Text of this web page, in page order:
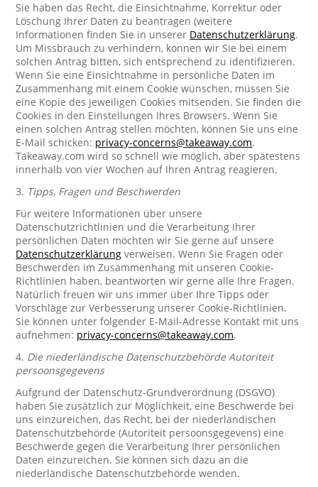
Sie haben das Recht, die Einsichtnahme, Korrektur oder
Löschung Ihrer Daten zu beantragen (weitere
Informationen finden Sie in unserer Datenschutzerklärung.
Um Missbrauch zu verhindern, können wir Sie bei einem
solchen Antrag bitten, sich entsprechend zu identifizieren.
Wenn Sie eine Einsichtnahme in persönliche Daten im
Zusammenhang mit einem Cookie wünschen, müssen Sie
eine Kopie des jeweiligen Cookies mitsenden. Sie finden die
Cookies in den Einstellungen Ihres Browsers. Wenn Sie
einen solchen Antrag stellen möchten, können Sie uns eine
E-Mail schicken: privacy-concerns@takeaway.com.
Takeaway.com wird so schnell wie möglich, aber spätestens
innerhalb von vier Wochen auf Ihren Antrag reagieren.
3. Tipps, Fragen und Beschwerden
Für weitere Informationen über unsere
Datenschutzrichtlinien und die Verarbeitung Ihrer
persönlichen Daten möchten wir Sie gerne auf unsere
Datenschutzerklärung verweisen. Wenn Sie Fragen oder
Beschwerden im Zusammenhang mit unseren Cookie-
Richtlinien haben, beantworten wir gerne alle Ihre Fragen.
Natürlich freuen wir uns immer über Ihre Tipps oder
Vorschläge zur Verbesserung unserer Cookie-Richtlinien.
Sie können unter folgender E-Mail-Adresse Kontakt mit uns
aufnehmen: privacy-concerns@takeaway.com.
4. Die niederländische Datenschutzbehörde Autoriteit
persoonsgegevens
Aufgrund der Datenschutz-Grundverordnung (DSGVO)
haben Sie zusätzlich zur Möglichkeit, eine Beschwerde bei
uns einzureichen, das Recht, bei der niederländischen
Datenschutzbehörde (Autoriteit persoonsgegevens) eine
Beschwerde gegen die Verarbeitung Ihrer persönlichen
Daten einzureichen. Sie können sich dazu an die
niederländische Datenschutzbehörde wenden.